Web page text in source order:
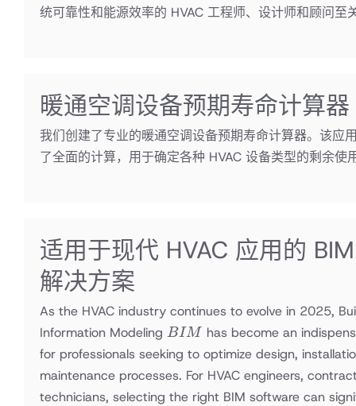
统可靠性和能源效率的 HVAC 工程师、设计师和顾问至
暖通空调设备预期寿命计算器
我们创建了专业的暖通空调设备预期寿命计算器。该应
了全面的计算，用于确定各种 HVAC 设备类型的剩余使
适用于现代 HVAC 应用的
解决方案
As the HVAC industry continues to evolve in 2025,
Information Modeling BIM
BIM has become an
for professionals seeking to optimize design,
maintenance processes. For HVAC engineers,
technicians, selecting the right BIM software can